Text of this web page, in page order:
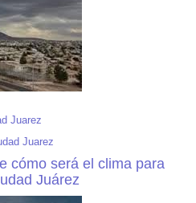
Juarez
Juarez
cómo será el clima para
Juárez